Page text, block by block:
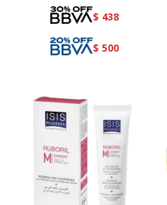
$ 438
$ 500